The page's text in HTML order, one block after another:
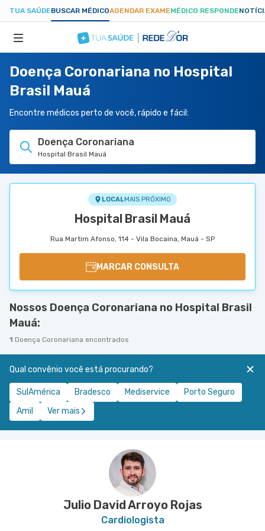
TUA SAÚDEBUSCAR MÉDICOAGENDAR EXAMEMÉDICO RESPONDE
ESPECIALIDADES
HOSPITAIS
TUASAUDE.COM
Doença Coronariana no Hospital
Brasil Mauá
Encontre médicos perto de você, rápido e fácil:
Doença Coronariana
Hospital Brasil Mauá
LOCALMAIS PRÓXIMO
Hospital Brasil Mauá
Rua Martim Afonso, 114 - Vila Bocaina, Mauá - SP
MARCAR CONSULTA
Nossos Doença Coronariana no Hospital Brasil
Mauá:
1 Doença Coronariana encontrados
Qual convênio você está procurando?
SulAmérica Bradesco Mediservice
Porto Seguro
Amil
Ver mais
Julio David Arroyo Rojas
Cardiologista